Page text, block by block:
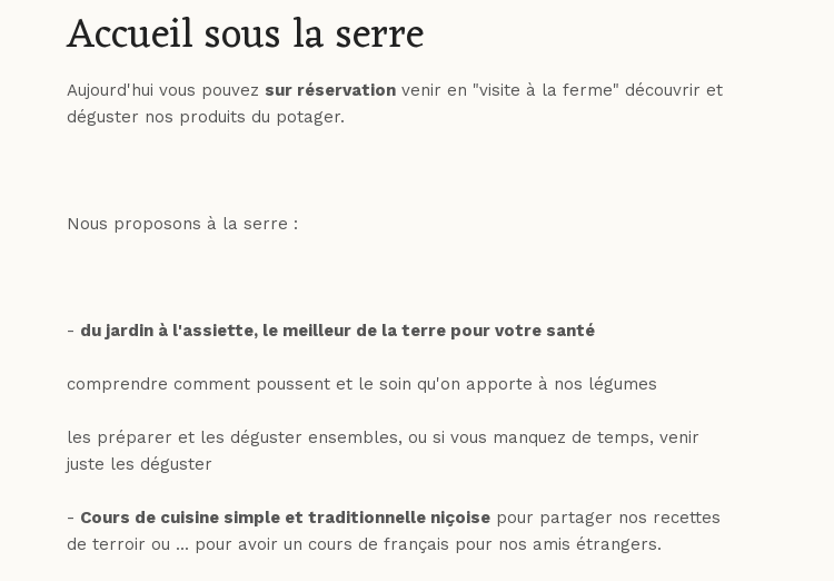
Accueil sous la serre
Aujourd'hui vous pouvez sur réservation venir en "visite à la ferme" découvrir et
déguster nos produits du potager.
Nous proposons à la serre :
- du jardin à l'assiette, le meilleur de la terre pour votre santé
comprendre comment poussent et le soin qu'on apporte à nos légumes
les préparer et les déguster ensembles, ou si vous manquez de temps, venir
juste les déguster
- Cours de cuisine simple et traditionnelle niçoise pour partager nos recettes
de terroir ou ... pour avoir un cours de français pour nos amis étrangers.